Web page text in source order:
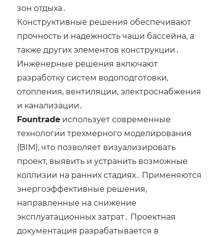
зон отдыха․
Конструктивные решения обеспечивают
прочность и надежность чаши бассейна‚ а
также других элементов конструкции․
Инженерные решения включают
разработку систем водоподготовки‚
отопления‚ вентиляции‚ электроснабжения
и канализации․
Fountrade использует современные
технологии трехмерного моделирования
(BIM)‚ что позволяет визуализировать
проект‚ выявить и устранить возможные
коллизии на ранних стадиях․ Применяются
энергоэффективные решения‚
направленные на снижение
эксплуатационных затрат․ Проектная
документация разрабатывается в